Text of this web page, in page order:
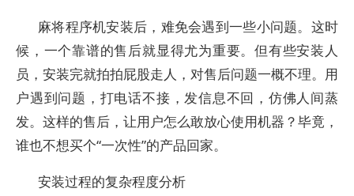
麻将程序机安装后，难免会遇到一些小问题。这时
候，一个靠谱的售后就显得尤为重要。但有些安装人
员，安装完就拍拍屁股走人，对售后问题一概不理。用
户遇到问题，打电话不接，发信息不回，仿佛人间蒸
发。这样的售后，让用户怎么敢放心使用机器？毕竟，
谁也不想买个“一次性”的产品回家。
安装过程的复杂程度分析